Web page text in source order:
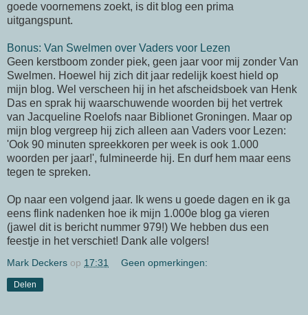
goede voornemens zoekt, is dit blog een prima
uitgangspunt.
Bonus: Van Swelmen over Vaders voor Lezen
Geen kerstboom zonder piek, geen jaar voor mij zonder Van
Swelmen. Hoewel hij zich dit jaar redelijk koest hield op
mijn blog. Wel verscheen hij in het afscheidsboek van Henk
Das en sprak hij waarschuwende woorden bij het vertrek
van Jacqueline Roelofs naar Biblionet Groningen. Maar op
mijn blog vergreep hij zich alleen aan Vaders voor Lezen:
'Ook 90 minuten spreekkoren per week is ook 1.000
woorden per jaar!', fulmineerde hij. En durf hem maar eens
tegen te spreken.
Op naar een volgend jaar. Ik wens u goede dagen en ik ga
eens flink nadenken hoe ik mijn 1.000e blog ga vieren
(jawel dit is bericht nummer 979!) We hebben dus een
feestje in het verschiet! Dank alle volgers!
Mark Deckers op 17:31 Geen opmerkingen:
Delen